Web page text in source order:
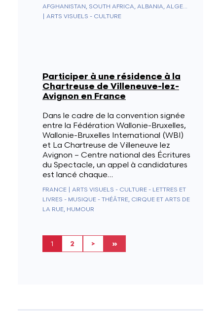
AFGHANISTAN, SOUTH AFRICA, ALBANIA, ALGERIA, GERMANY, ANDORRA, ANGOLA, ANGUILLA, ANTARCTICA, ANTIGUA & BARBUDA, NETHERLANDS ANTILLES, SAUDI ARABIA, ARGENTINA, ARMENIA, ARUBA, AUSTRALIA, AUSTRIA, AZERBAIJAN, BAHAMAS, BAHRAIN, BANGLADESH, BARBADOS, BELIZE, BENIN, BERMUDA, BHUTAN, BELARUS, BOLIVIA, BOSNIA & HERZEGOVINA, BOTSWANA, BRAZIL, BRUNEI, BULGARIA, BURKINA FASO, BURUNDI, CAMBODIA, CAMEROON, CANADA, CAPE VERDE, CEUTA & MELILLA, CHILE, CHINA, CYPRUS, VATICAN CITY, COLOMBIA, COMOROS, CONGO - BRAZZAVILLE, CONGO - KINSHASA, NORTH KOREA, SOUTH KOREA, COSTA RICA, CÔTE D’IVOIRE, CROATIA, CUBA, CURAÇAO, DENMARK, DIEGO GARCIA, DJIBOUTI, DOMINICA, EGYPT, UNITED ARAB EMIRATES, ECUADOR, ERITREA, SPAIN, ESTONIA, ESWATINI, UNITED STATES, ETHIOPIA, FIJI, FINLAND, FRANCE, GABON, GAMBIA, GEORGIA, SOUTH GEORGIA & SOUTH SANDWICH ISLANDS, GHANA, GIBRALTAR, GREECE, GRENADA, GREENLAND, GUADELOUPE, GUAM, GUATEMALA, GUERNSEY, GUINEA, EQUATORIAL GUINEA, GUINEA-BISSAU, GUYANA, FRENCH GUIANA, HAITI, HONDURAS, HONG KONG SAR CHINA, HUNGARY, BOUVET ISLAND, CHRISTMAS ISLAND, CLIPPERTON ISLAND, ASCENSION ISLAND, ISLE OF MAN, NORFOLK ISLAND, ÅLAND ISLANDS, CAYMAN ISLANDS, CANARY ISLANDS, COCOS (KEELING) ISLANDS, COOK ISLANDS, U.S. OUTLYING ISLANDS, FAROE ISLANDS, HEARD & MCDONALD ISLANDS, FALKLAND ISLANDS, NORTHERN MARIANA ISLANDS, MARSHALL ISLANDS, PITCAIRN ISLANDS, SOLOMON ISLANDS, TURKS & CAICOS ISLANDS, U.S. VIRGIN ISLANDS, BRITISH VIRGIN ISLANDS, INDIA, INDONESIA, IRAQ, IRAN, IRELAND, ICELAND, ISRAEL, ITALY, JAMAICA, JAPAN, JERSEY, JORDAN, KAZAKHSTAN, KENYA, KYRGYZSTAN, KIRIBATI, KOSOVO, KUWAIT, LAOS, LESOTHO, LATVIA, LEBANON, LIBERIA, LIECHTENSTEIN, LITHUANIA, LUXEMBOURG, LIBYA, NORTH MACEDONIA, MADAGASCAR, MALAYSIA, MALAWI, MALDIVES, MALI, MALTA, MOROCCO, MARTINIQUE, MAURITIUS, MAURITANIA, MAYOTTE, MEXICO, MICRONESIA, MOLDOVA, MONACO, MONGOLIA, MONTENEGRO, MONTSERRAT, MOZAMBIQUE, MYANMAR (BURMA), NAMIBIA, NAURU, NEPAL, NICARAGUA, NIGER, NIGERIA, NIUE, NORWAY, NEW CALEDONIA, NEW ZEALAND, OUTLYING OCEANIA, OMAN, UGANDA, UZBEKISTAN, PAKISTAN, PALAU, PANAMA, PAPUA NEW GUINEA, PARAGUAY, NETHERLANDS, CARIBBEAN NETHERLANDS, PERU, PHILIPPINES, POLAND, FRENCH POLYNESIA, PUERTO RICO, PORTUGAL, QATAR, MACAO SAR CHINA, CENTRAL AFRICAN REPUBLIC, DOMINICAN REPUBLIC, RÉUNION, ROMANIA, UNITED KINGDOM, RUSSIA, RWANDA, WESTERN SAHARA, ST. KITTS & NEVIS, SAN MARINO, ST. PIERRE & MIQUELON, ST. VINCENT & GRENADINES, ST. HELENA, ST. LUCIA, EL SALVADOR, SAMOA, AMERICAN SAMOA, SÃO TOMÉ & PRÍNCIPE, SENEGAL, SERBIA, SEYCHELLES, SIERRA LEONE, SINGAPORE, SINT MAARTEN, SLOVAKIA, SLOVENIA, SOMALIA, SUDAN, SOUTH SUDAN, SRI LANKA, ST. BARTHÉLEMY, ST. MARTIN, SWEDEN, SWITZERLAND, SURINAME, SVALBARD & JAN MAYEN, SYRIA, TAJIKISTAN, TAIWAN, TANZANIA, CHAD, CZECHIA, FRENCH SOUTHERN TERRITORIES, BRITISH INDIAN OCEAN TERRITORY, PALESTINIAN TERRITORIES, THAILAND, TIMOR-LESTE, TOGO, TOKELAU, TONGA, TRINIDAD & TOBAGO, TRISTAN DA CUNHA, TUNISIA, TÜRKIYE, TURKMENISTAN, TUVALU, UKRAINE, URUGUAY, VANUATU, VENEZUELA, VIETNAM, WALLIS & FUTUNA, YEMEN, ZAMBIA, ZIMBABWE
ARTS VISUELS - CULTURE
Participer à une résidence à la
Chartreuse de Villeneuve-lez-
Avignon en France
Dans le cadre de la convention signée
entre la Fédération Wallonie-Bruxelles,
Wallonie-Bruxelles International (WBI)
et La Chartreuse de Villeneuve lez
Avignon – Centre national des Écritures
du Spectacle, un appel à candidatures
est lancé chaque…
FRANCE
ARTS VISUELS - CULTURE - LETTRES ET
LIVRES - MUSIQUE - THÉÂTRE, CIRQUE ET ARTS DE
LA RUE, HUMOUR
Current page
1 Page
2 Next page
> Last page
»